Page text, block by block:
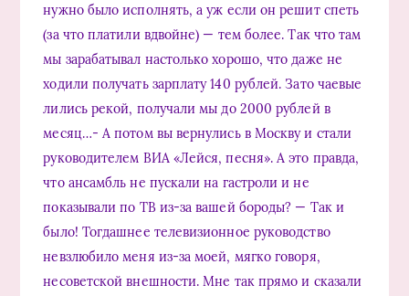
нужно было исполнять, а уж если он решит спеть
(за что платили вдвойне) — тем более. Так что там
мы зарабатывал настолько хорошо, что даже не
ходили получать зарплату 140 рублей. Зато чаевые
лились рекой, получали мы до 2000 рублей в
месяц…- А потом вы вернулись в Москву и стали
руководителем ВИА «Лейся, песня». А это правда,
что ансамбль не пускали на гастроли и не
показывали по ТВ из-за вашей бороды? — Так и
было! Тогдашнее телевизионное руководство
невзлюбило меня из-за моей, мягко говоря,
несоветской внешности. Мне так прямо и сказали